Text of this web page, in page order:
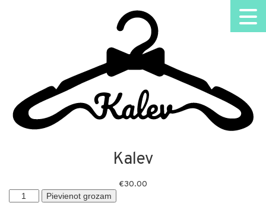
Kalev
€30.00
Kalev
daudzums
Pievienot grozam